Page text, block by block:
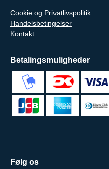
Cookie og Privatlivspolitik
Handelsbetingelser
Kontakt
Betalingsmuligheder
Følg os